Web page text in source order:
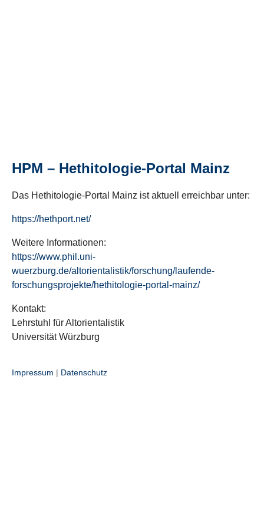
HPM – Hethitologie-Portal Mainz
Das Hethitologie-Portal Mainz ist aktuell erreichbar unter:
https://hethport.net/
Weitere Informationen:
https://www.phil.uni-
wuerzburg.de/altorientalistik/forschung/laufende-
forschungsprojekte/hethitologie-portal-mainz/
Kontakt:
Lehrstuhl für Altorientalistik
Universität Würzburg
Impressum | Datenschutz